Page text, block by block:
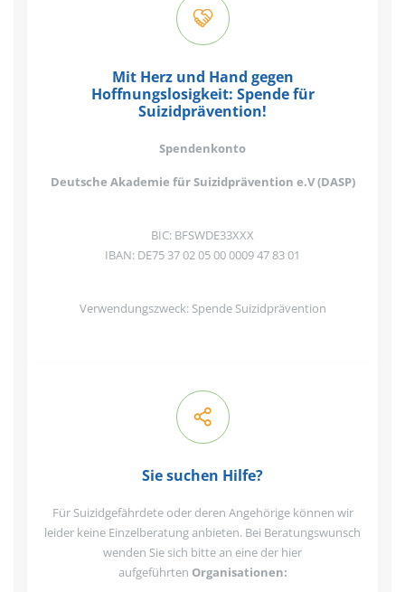
Mit Herz und Hand gegen
Hoffnungslosigkeit: Spende für
Suizidprävention!
Spendenkonto
Deutsche Akademie für Suizidprävention e.V (DASP)
BIC: BFSWDE33XXX
IBAN: DE75 37 02 05 00 0009 47 83 01
Verwendungszweck: Spende Suizidprävention
Sie suchen Hilfe?
Für Suizidgefährdete oder deren Angehörige können wir
leider keine Einzelberatung anbieten. Bei Beratungswunsch
wenden Sie sich bitte an eine der hier
aufgeführten Organisationen: